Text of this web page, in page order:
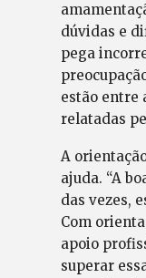
dúvidas e
pega
estão entre
relatadas
A
ajuda. “A
das vezes,
Com
apoio
superar